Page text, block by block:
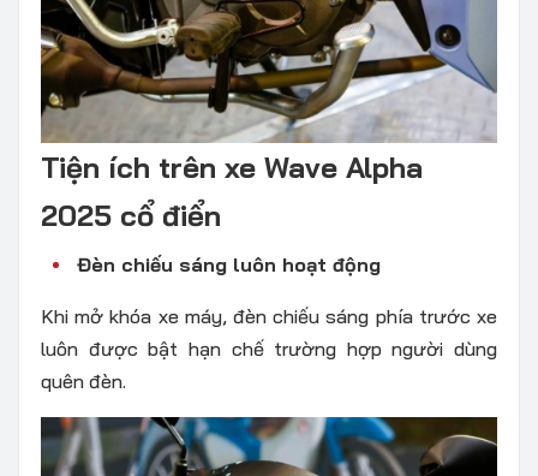
Tiện ích trên xe Wave Alpha
2025 cổ điển
Đèn chiếu sáng luôn hoạt động
Khi mở khóa xe máy, đèn chiếu sáng phía trước xe
luôn được bật hạn chế trường hợp người dùng
quên đèn.